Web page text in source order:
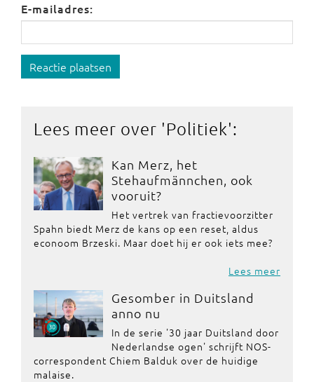
E-mailadres:
Reactie plaatsen
Lees meer over 'Politiek':
Kan Merz, het
Stehaufmännchen, ook
vooruit?
Het vertrek van fractievoorzitter
Spahn biedt Merz de kans op een reset, aldus
econoom Brzeski. Maar doet hij er ook iets mee?
Lees meer
Gesomber in Duitsland
anno nu
In de serie '30 jaar Duitsland door
Nederlandse ogen' schrijft NOS-
correspondent Chiem Balduk over de huidige
malaise.